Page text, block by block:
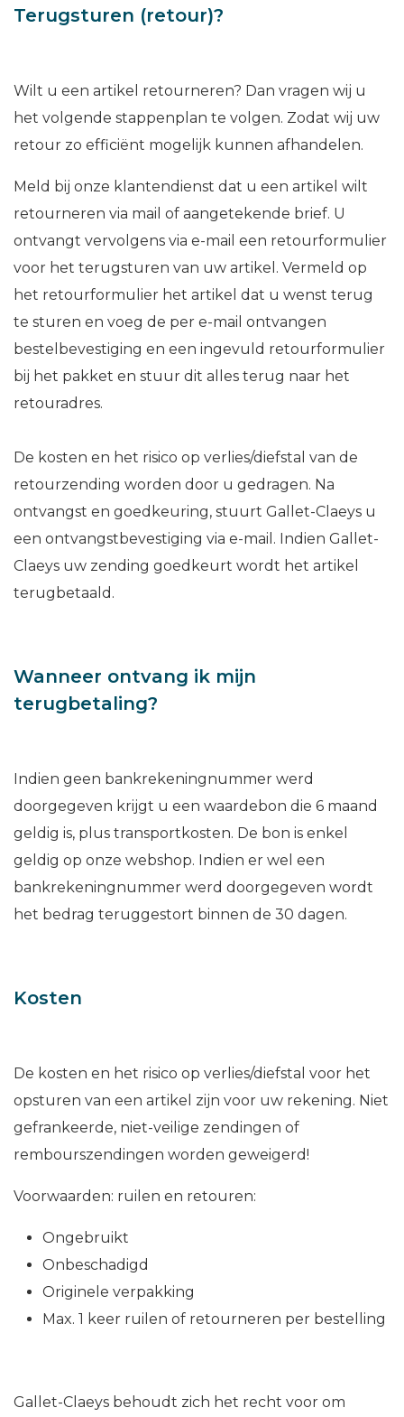
Terugsturen (retour)?
Wilt u een artikel retourneren? Dan vragen wij u
het volgende stappenplan te volgen. Zodat wij uw
retour zo efficiënt mogelijk kunnen afhandelen.
Meld bij onze klantendienst dat u een artikel wilt
retourneren via mail of aangetekende brief. U
ontvangt vervolgens via e-mail een retourformulier
voor het terugsturen van uw artikel. Vermeld op
het retourformulier het artikel dat u wenst terug
te sturen en voeg de per e-mail ontvangen
bestelbevestiging en een ingevuld retourformulier
bij het pakket en stuur dit alles terug naar het
retouradres.
De kosten en het risico op verlies/diefstal van de
retourzending worden door u gedragen. Na
ontvangst en goedkeuring, stuurt Gallet-Claeys u
een ontvangstbevestiging via e-mail. Indien Gallet-
Claeys uw zending goedkeurt wordt het artikel
terugbetaald.
Wanneer ontvang ik mijn
terugbetaling?
Indien geen bankrekeningnummer werd
doorgegeven krijgt u een waardebon die 6 maand
geldig is, plus transportkosten. De bon is enkel
geldig op onze webshop. Indien er wel een
bankrekeningnummer werd doorgegeven wordt
het bedrag teruggestort binnen de 30 dagen.
Kosten
De kosten en het risico op verlies/diefstal voor het
opsturen van een artikel zijn voor uw rekening. Niet
gefrankeerde, niet-veilige zendingen of
rembourszendingen worden geweigerd!
Voorwaarden: ruilen en retouren:
Ongebruikt
Onbeschadigd
Originele verpakking
Max. 1 keer ruilen of retourneren per bestelling
Gallet-Claeys behoudt zich het recht voor om